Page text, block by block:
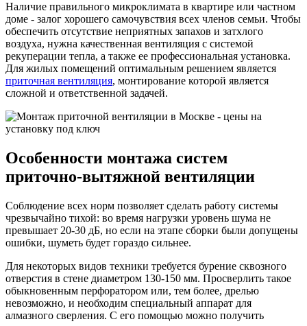
Наличие правильного микроклимата в квартире или частном
доме - залог хорошего самочувствия всех членов семьи. Чтобы
обеспечить отсутствие неприятных запахов и затхлого
воздуха, нужна качественная вентиляция с системой
рекуперации тепла, а также ее профессиональная установка.
Для жилых помещений оптимальным решением является
приточная вентиляция, монтирование которой является
сложной и ответственной задачей.
Особенности монтажа систем
приточно-вытяжной вентиляции
Соблюдение всех норм позволяет сделать работу системы
чрезвычайно тихой: во время нагрузки уровень шума не
превышает 20-30 дБ, но если на этапе сборки были допущены
ошибки, шуметь будет гораздо сильнее.
Для некоторых видов техники требуется бурение сквозного
отверстия в стене диаметром 130-150 мм. Просверлить такое
обыкновенным перфоратором или, тем более, дрелью
невозможно, и необходим специальный аппарат для
алмазного сверления. С его помощью можно получить